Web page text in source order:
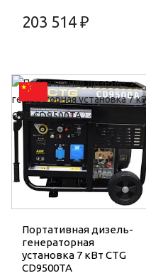
203 514 ₽
Портативная дизель-
генераторная
установка 7 кВт CTG
CD9500TA